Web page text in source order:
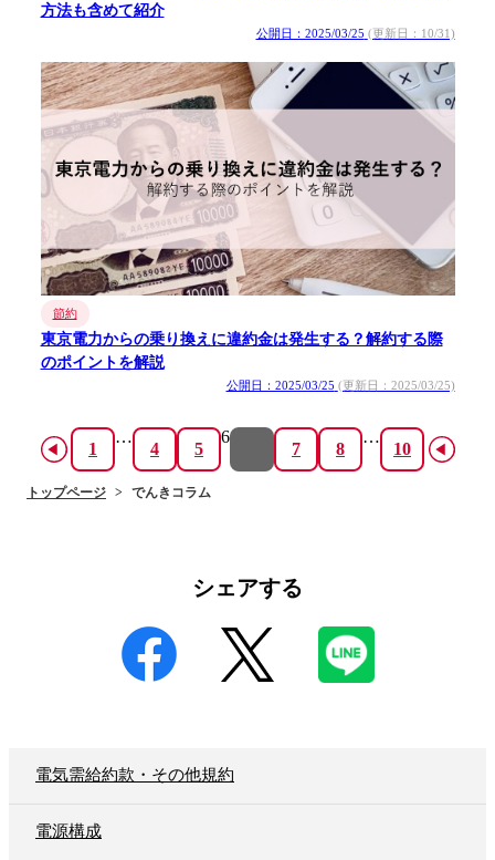
方法も含めて紹介
公開日：2025/03/25 (更新日：10/31)
節約
東京電力からの乗り換えに違約金は発生する？解約する際
のポイントを解説
公開日：2025/03/25 (更新日：2025/03/25)
1
…
4 5
6
7 8
…
10
トップページ でんきコラム
シェアする
電気需給約款・その他規約
電源構成